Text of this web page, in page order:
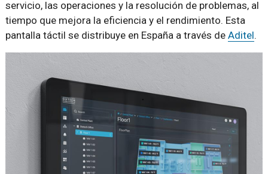
servicio, las operaciones y la resolución de problemas, al
tiempo que mejora la eficiencia y el rendimiento. Esta
pantalla táctil se distribuye en España a través de Aditel.